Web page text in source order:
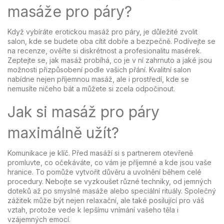
masáže pro páry?
Když vybíráte erotickou masáž pro páry, je důležité zvolit
salon, kde se budete oba cítit dobře a bezpečně. Podívejte se
na recenze, ověřte si diskrétnost a profesionalitu masérek.
Zeptejte se, jak masáž probíhá, co je v ní zahrnuto a jaké jsou
možnosti přizpůsobení podle vašich přání. Kvalitní salon
nabídne nejen příjemnou masáž, ale i prostředí, kde se
nemusíte ničeho bát a můžete si zcela odpočinout.
Jak si masáž pro páry
maximálně užít?
Komunikace je klíč. Před masáží si s partnerem otevřeně
promluvte, co očekáváte, co vám je příjemné a kde jsou vaše
hranice. To pomůže vytvořit důvěru a uvolnění během celé
procedury. Nebojte se vyzkoušet různé techniky, od jemných
doteků až po smyslné masáže alebo speciální rituály. Společný
zážitek může být nejen relaxační, ale také posilující pro váš
vztah, protože vede k lepšímu vnímání vašeho těla i
vzájemných emocí.